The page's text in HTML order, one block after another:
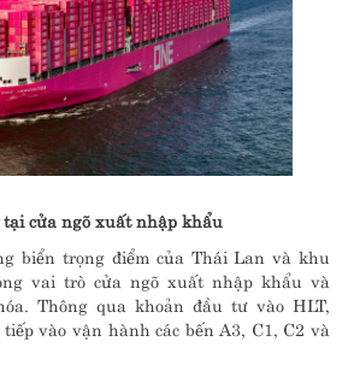
cửa ngõ xuất nhập khẩu
biển trọng điểm của Thái Lan và khu
vai trò cửa ngõ xuất nhập khẩu và
Thông qua khoản đầu tư vào HLT,
vào vận hành các bến A3, C1, C2 và